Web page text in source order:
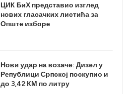
ЦИК БиХ представио изглед
нових гласачких листића за
Опште изборе
Нови удар на возаче: Дизел у
Републици Српској поскупио и
до 3,42 КМ по литру